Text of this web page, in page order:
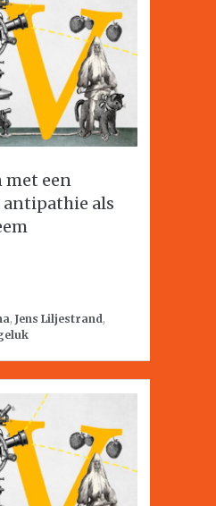
met een
antipathie als
, Jens Liljestrand,